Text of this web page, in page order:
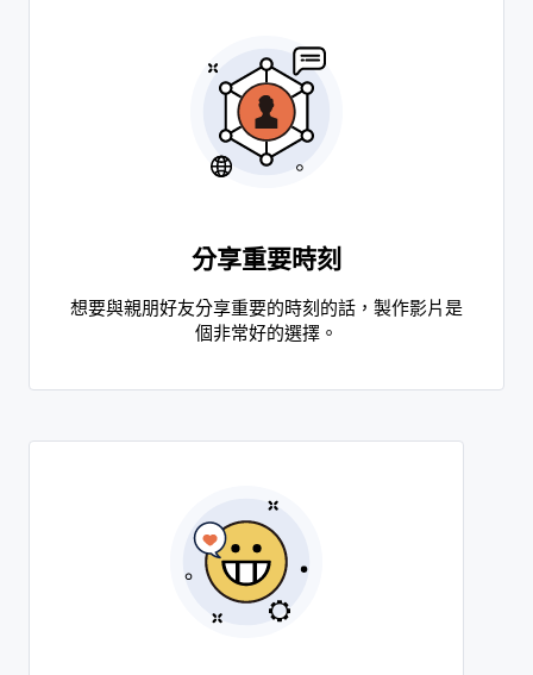
分享重要時刻
想要與親朋好友分享重要的時刻的話，製作影片是
個非常好的選擇。